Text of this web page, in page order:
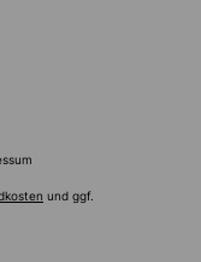
und ggf.